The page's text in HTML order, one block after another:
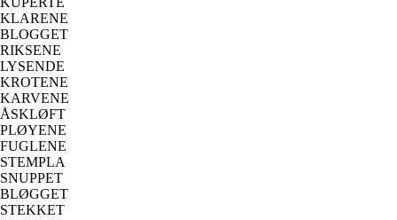
KLARENE
BLOGGET
RIKSENE
LYSENDE
KROTENE
KARVENE
ÅSKLØFT
PLØYENE
FUGLENE
STEMPLA
SNUPPET
BLØGGET
STEKKET